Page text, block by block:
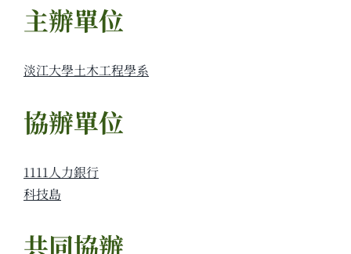
主辦單位
淡江大學土木工程學系
協辦單位
1111人力銀行
科技島
共同協辦